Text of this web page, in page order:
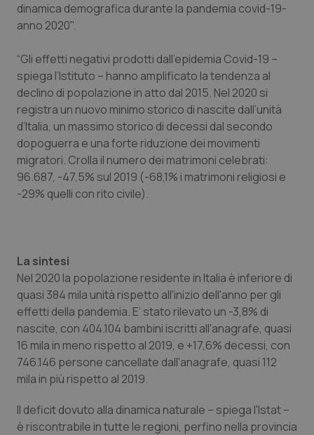
Friuli Venezia Giulia
Liguria
Lombardia
Marche
Molise
Provincia Autonoma di Bolzano
Provincia Autonoma di Trento
Puglia
Sardegna
Sicilia
Dermatite Atopica
Disturbi dell’umore
Dolore
Donna & Salute
Epatiti
Infezioni & Febbre
Ipertensione & Scompenso
Malattie rare
Malattia di Crohn & Rettocolite Ulcerosa
Neuroscienze & patologie neurodegenerative
dinamica demografica durante la pandemia covid-19-
anno 2020".
“Gli effetti negativi prodotti dall’epidemia Covid-19 –
spiega l’Istituto – hanno amplificato la tendenza al
declino di popolazione in atto dal 2015. Nel 2020 si
registra un nuovo minimo storico di nascite dall’unità
d’Italia, un massimo storico di decessi dal secondo
dopoguerra e una forte riduzione dei movimenti
migratori. Crolla il numero dei matrimoni celebrati:
96.687, -47,5% sul 2019 (-68,1% i matrimoni religiosi e
-29% quelli con rito civile).
La sintesi
Nel 2020 la popolazione residente in Italia è inferiore di
quasi 384 mila unità rispetto all'inizio dell'anno per gli
effetti della pandemia. E’ stato rilevato un -3,8% di
nascite, con 404.104 bambini iscritti all'anagrafe, quasi
16 mila in meno rispetto al 2019, e +17,6% decessi, con
746.146 persone cancellate dall'anagrafe, quasi 112
mila in più rispetto al 2019.
Il deficit dovuto alla dinamica naturale – spiega l'Istat –
è riscontrabile in tutte le regioni, perfino nella provincia